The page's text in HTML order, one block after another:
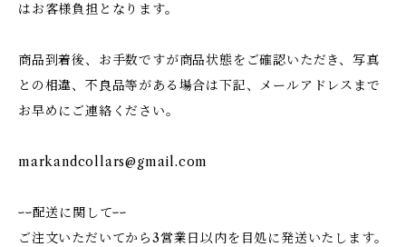
はお客様負担となります。
商品到着後、お手数ですが商品状態をご確認いただき、写真
との相違、不良品等がある場合は下記、メールアドレスまで
お早めにご連絡ください。
markandcollars@gmail.com
ｰｰ配送に関してｰｰ
ご注文いただいてから3営業日以内を目処に発送いたします。